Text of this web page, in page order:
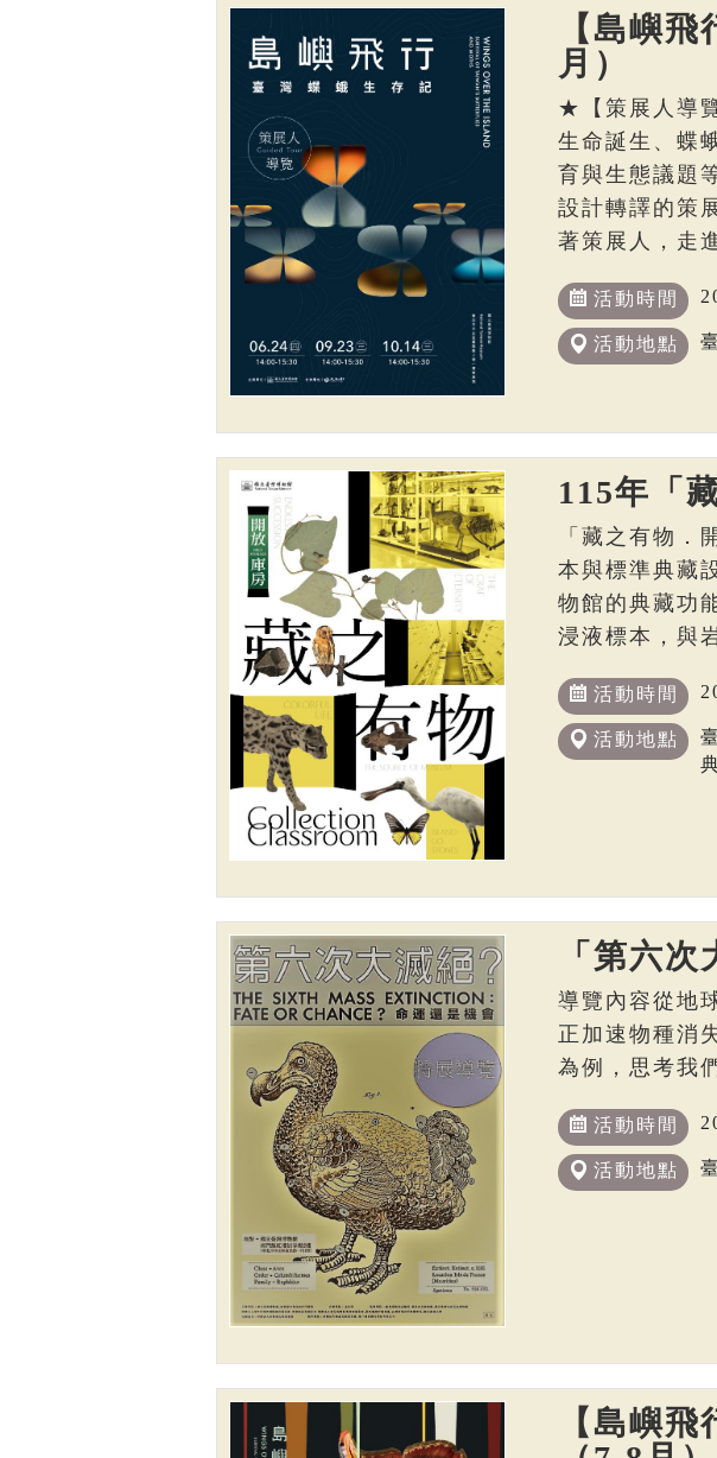
【島嶼
月）
★【策展人導
生命誕生、蝶
育與生態議題
設計轉譯的策
著策展人，走
活動時間
活動地點
115年「
「藏之有物．
本與標準典藏
物館的典藏功
浸液標本，與
活動時間
活動地點
「第六
導覽內容從地
正加速物種消
為例，思考我
活動時間
活動地點
【島嶼